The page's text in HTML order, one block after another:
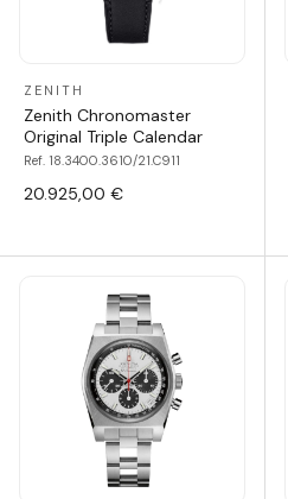
ZENITH
Zenith Chronomaster
Original Triple Calendar
Ref. 18.3400.3610/21.C911
20.925,00 €